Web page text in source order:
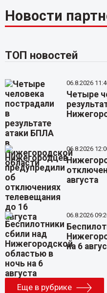
Новости
ТОП новостей
06.8.2026
Четыре
06.8.2026
августа
06.8.2026
на 6
Еще в рубрике